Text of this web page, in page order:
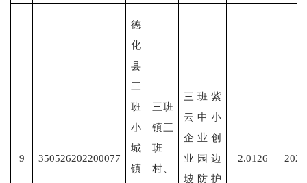
9 350526202200077
德
化
县
三
班
小
城
镇
三班
镇三
班
村、
三班紫
云中小
企业创
业园边
坡防护
2.0126